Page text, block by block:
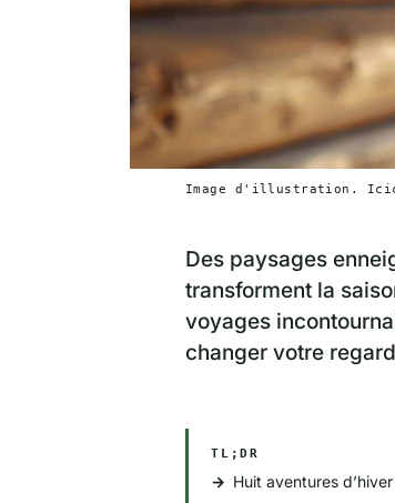
Image d'illustration.
Des paysages
transforment la
voyages
changer votre
TL;DR
Huit aventures